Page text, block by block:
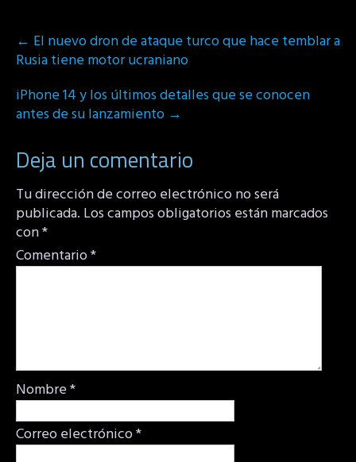
Post
navigation
← El nuevo dron de ataque turco que hace temblar a
Rusia tiene motor ucraniano
iPhone 14 y los últimos detalles que se conocen
antes de su lanzamiento →
Deja un comentario
Tu dirección de correo electrónico no será
publicada. Los campos obligatorios están marcados
con*
Comentario*
Nombre*
Correo electrónico*